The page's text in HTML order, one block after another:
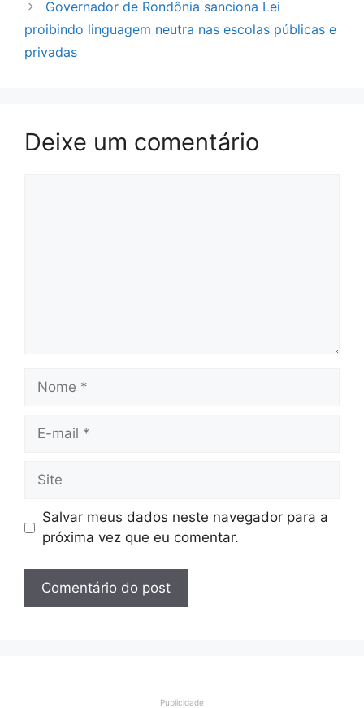
Governador de Rondônia sanciona Lei
proibindo linguagem neutra nas escolas públicas e
privadas
Deixe um comentário
Nome
Site
Salvar meus dados neste navegador para a
próxima vez que eu comentar.
Publicidade